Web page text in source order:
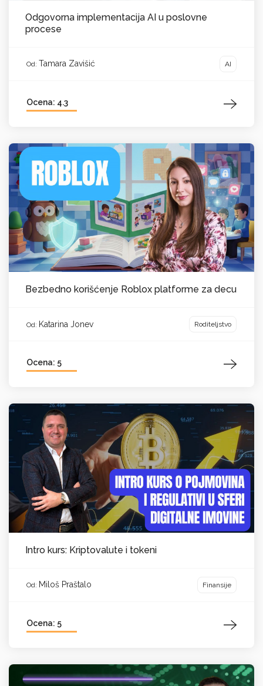
Odgovorna implementacija AI u poslovne
procese
Od: Tamara Zavišić AI
Ocena: 4.3
Bezbedno korišćenje Roblox platforme za decu
Od: Katarina Jonev Roditeljstvo
Ocena: 5
Intro kurs: Kriptovalute i tokeni
Od: Miloš Praštalo Finansije
Ocena: 5